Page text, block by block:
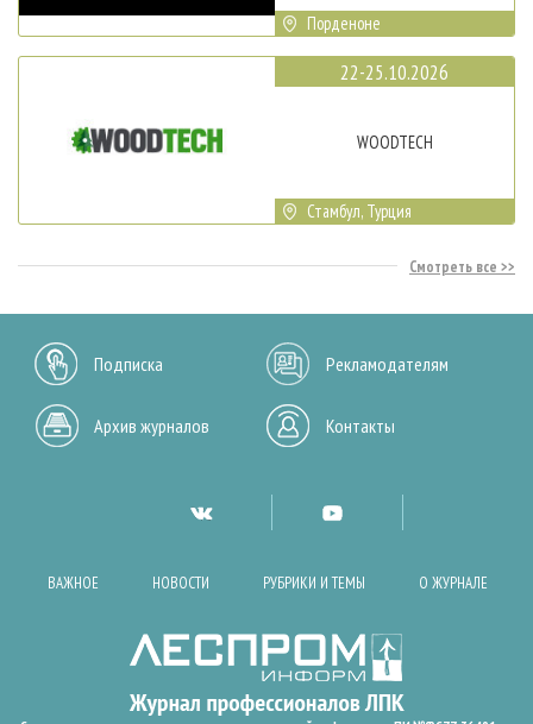
Порденоне
22-25.10.2026
WOODTECH
Стамбул, Турция
Смотреть все
Подписка Рекламодателям
Архив журналов Контакты
ВАЖНОЕ НОВОСТИ РУБРИКИ И ТЕМЫ О ЖУРНАЛЕ